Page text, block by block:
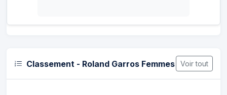
Classement - Roland Garros Femmes Voir tout